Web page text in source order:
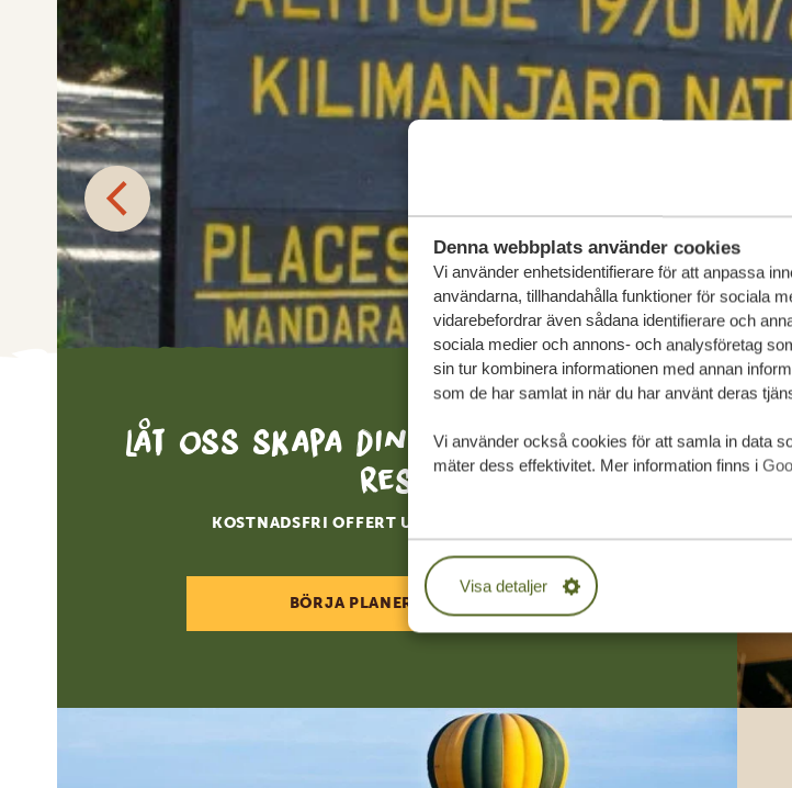
Denna webbplats använder cookies
Vi använder enhetsidentifierare för att anpassa
användarna, tillhandahålla funktioner för sociala
vidarebefordrar även sådana identifierare och
sociala medier och annons- och analysföretag
sin tur kombinera informationen med annan
som de har samlat in när du har använt deras
Vi använder också cookies för att samla in data
mäter dess effektivitet. Mer information finns i
Visa detaljer
Låt oss skapa din skräddarsydda
resa
KOSTNADSFRI OFFERT UTAN FÖRPLIKTELSER
BÖRJA PLANERA DIN RESA